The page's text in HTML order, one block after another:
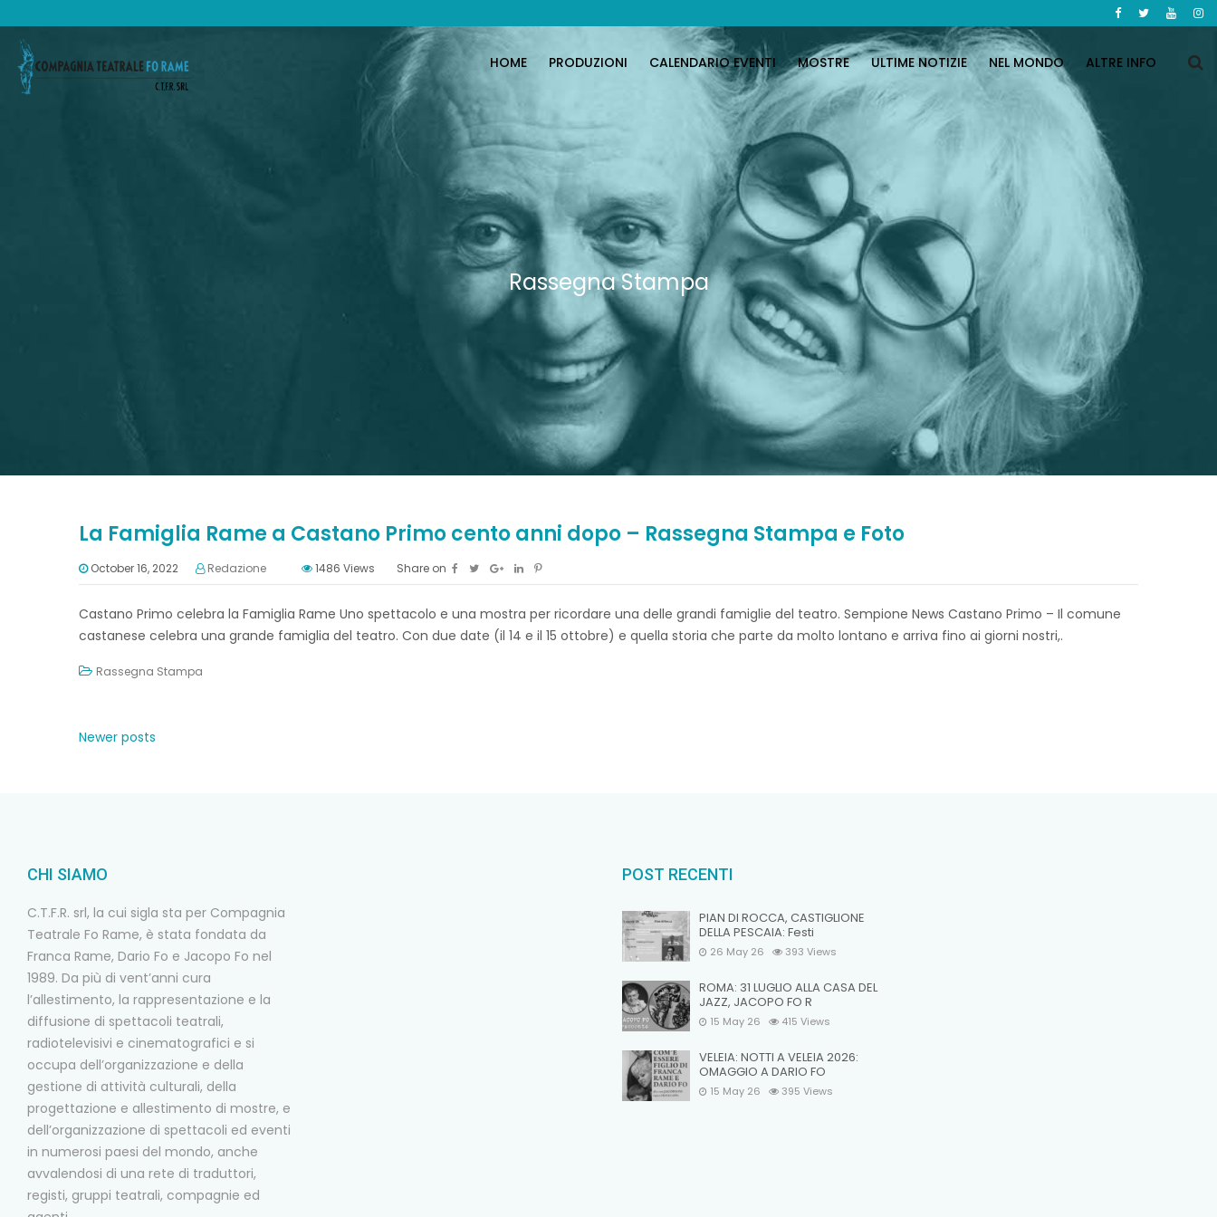
HOME PRODUZIONI CALENDARIO EVENTI MOSTRE ULTIME NOTIZIE NEL MONDO ALTRE INFO
Rassegna Stampa
La Famiglia Rame a Castano Primo cento anni dopo – Rassegna Stampa e Foto
October 16, 2022 Redazione 1486 Views Share on
Castano Primo celebra la Famiglia Rame Uno spettacolo e una mostra per ricordare una delle grandi famiglie del teatro. Sempione News Castano Primo – Il comune
castanese celebra una grande famiglia del teatro. Con due date (il 14 e il 15 ottobre) e quella storia che parte da molto lontano e arriva fino ai giorni nostri,.
Rassegna Stampa
Posts
Newer posts
CHI SIAMO
C.T.F.R. srl, la cui sigla sta per Compagnia
Teatrale Fo Rame, è stata fondata da
Franca Rame, Dario Fo e Jacopo Fo nel
1989. Da più di vent’anni cura
l’allestimento, la rappresentazione e la
diffusione di spettacoli teatrali,
radiotelevisivi e cinematografici e si
occupa dell’organizzazione e della
gestione di attività culturali, della
progettazione e allestimento di mostre, e
dell’organizzazione di spettacoli ed eventi
in numerosi paesi del mondo, anche
avvalendosi di una rete di traduttori,
registi, gruppi teatrali, compagnie ed
POST RECENTI
PIAN DI ROCCA, CASTIGLIONE
DELLA PESCAIA: Festi
26 May 26 393Views
ROMA: 31 LUGLIO ALLA CASA DEL
JAZZ, JACOPO FO R
15 May 26 415Views
VELEIA: NOTTI A VELEIA 2026:
OMAGGIO A DARIO FO
15 May 26 395Views